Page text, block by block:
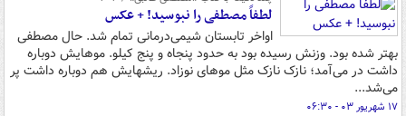
لطفاً مصطفی را نبوسید! + عکس
اواخر تابستان شیمی‌درمانی تمام شد. حال مصطفی
بهتر شده بود. وزنش رسیده بود به حدود پنجاه و پنج کیلو. موهایش دوباره
داشت در می‌آمد؛ نازک نازک مثل موهای نوزاد. ریشهایش هم دوباره داشت پر
می‌شد...
۱۷ شهریور ۰۳ - ۰۶:۳۰